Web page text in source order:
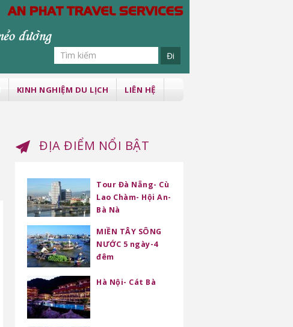
KINH NGHIỆM DU LỊCH LIÊN HỆ
ĐỊA ĐIỂM NỔI BẬT
Tour Đà Nẵng- Cù
Lao Chàm- Hội An-
Bà Nà
MIỀN TÂY SÔNG
NƯỚC 5 ngày-4
đêm
Hà Nội- Cát Bà